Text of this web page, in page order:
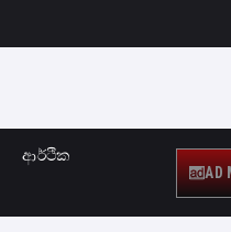
ආර්ථික
AD